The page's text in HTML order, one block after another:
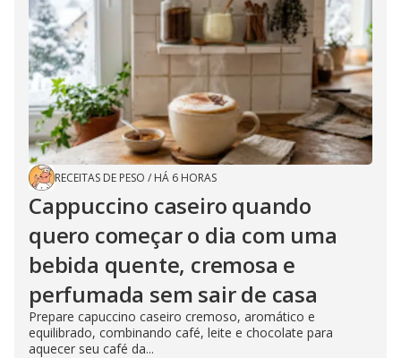
RECEITAS DE PESO / HÁ 6 HORAS
Cappuccino caseiro quando
quero começar o dia com uma
bebida quente, cremosa e
perfumada sem sair de casa
Prepare capuccino caseiro cremoso, aromático e
equilibrado, combinando café, leite e chocolate para
aquecer seu café da...